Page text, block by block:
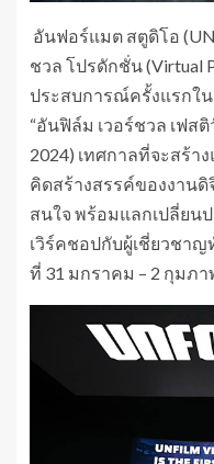
อันฟอร์แมต สตูดิโอ
ชวล โปรดักชั่น (Virtual
ประสบการณ์ครั้งแรกใน
“อันฟิล์ม เวอร์ชวล เฟสติ
2024) เทศกาลที่จะสร้า
คิดสร้างสรรค์ของงาน
สนใจ พร้อมแลกเปลี่ยน
เวิร์คชอปกับผู้เชี่ยวชาญ
ที่ 31 มกราคม – 2 กุมภ